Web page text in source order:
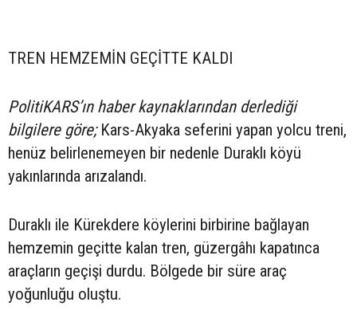
TREN HEMZEMİN GEÇİTTE KALDI
PolitiKARS’ın haber kaynaklarından derlediği
bilgilere göre;Kars-Akyaka seferini yapan yolcu treni,
henüz belirlenemeyen bir nedenle Duraklı köyü
yakınlarında arızalandı.
Duraklı ile Kürekdere köylerini birbirine bağlayan
hemzemin geçitte kalan tren, güzergâhı kapatınca
araçların geçişi durdu. Bölgede bir süre araç
yoğunluğu oluştu.